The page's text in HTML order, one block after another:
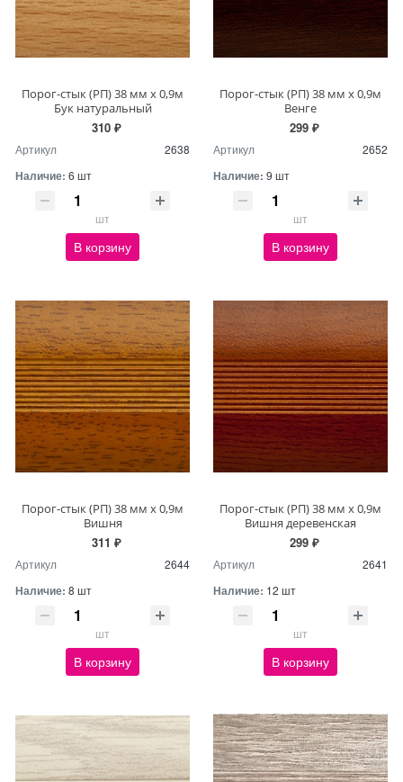
Порог-стык (РП) 38 мм х 0,9м
Бук натуральный
310 ₽
Артикул 2638
Наличие: 6 шт
шт
В корзину
Порог-стык (РП) 38 мм х 0,9м
Венге
299 ₽
Артикул 2652
Наличие: 9 шт
шт
В корзину
Порог-стык (РП) 38 мм х 0,9м
Вишня
311 ₽
Артикул 2644
Наличие: 8 шт
шт
В корзину
Порог-стык (РП) 38 мм х 0,9м
Вишня деревенская
299 ₽
Артикул 2641
Наличие: 12 шт
шт
В корзину